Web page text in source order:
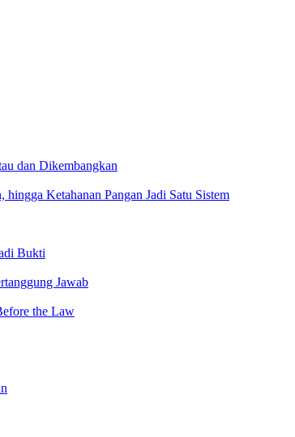
dan Dikembangkan
Ketahanan Pangan Jadi Satu Sistem
Bukti
Jawab
the Law